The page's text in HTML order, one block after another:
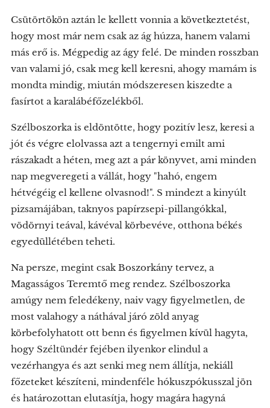
Csütörtökön aztán le kellett vonnia a következtetést,
hogy most már nem csak az ág húzza, hanem valami
más erő is. Mégpedig az ágy felé. De minden rosszban
van valami jó, csak meg kell keresni, ahogy mamám is
mondta mindig, miután módszeresen kiszedte a
fasírtot a karalábéfőzelékből.
Szélboszorka is eldöntötte, hogy pozitív lesz, keresi a
jót és végre elolvassa azt a tengernyi emilt ami
rászakadt a héten, meg azt a pár könyvet, ami minden
nap megveregeti a vállát, hogy "hahó, engem
hétvégéig el kellene olvasnod!". S mindezt a kinyúlt
pizsamájában, taknyos papírzsepi-pillangókkal,
vödörnyi teával, kávéval körbevéve, otthona békés
egyedüllétében teheti.
Na persze, megint csak Boszorkány tervez, a
Magasságos Teremtő meg rendez. Szélboszorka
amúgy nem feledékeny, naiv vagy figyelmetlen, de
most valahogy a náthával járó zöld anyag
körbefolyhatott ott benn és figyelmen kívül hagyta,
hogy Széltündér fejében ilyenkor elindul a
vezérhangya és azt senki meg nem állítja, nekiáll
főzeteket készíteni, mindenféle hókuszpókusszal jön
és határozottan elutasítja, hogy magára hagyná